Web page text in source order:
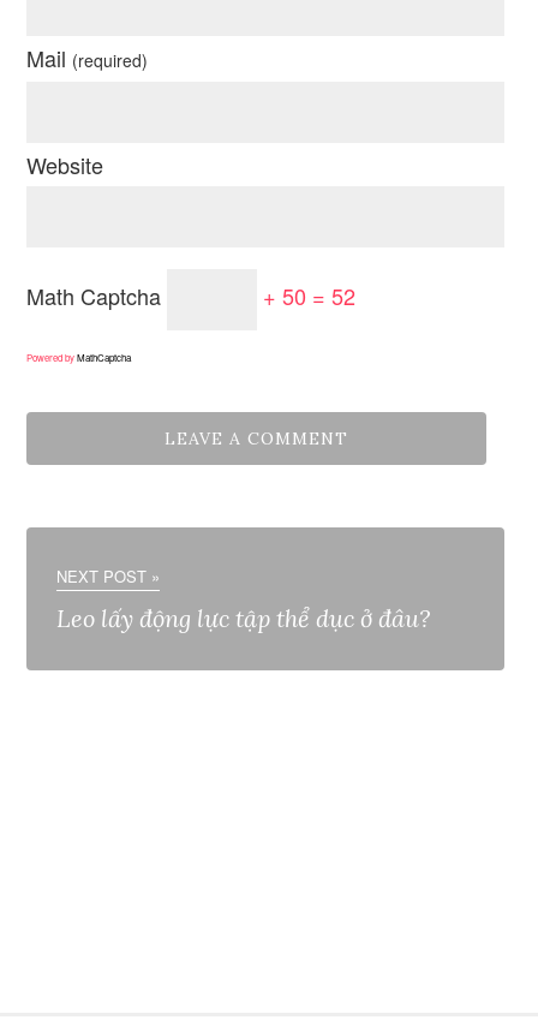
Mail (required)
Website
Math Captcha + 50 = 52
Powered byMathCaptcha
NEXT POST »
Leo lấy động lực tập thể dục ở đâu?